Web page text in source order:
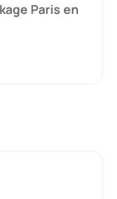
Paris en